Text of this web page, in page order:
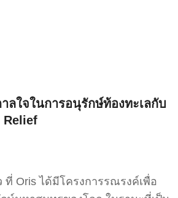
ลใจในการอนุรักษ์ท้องทะเลกับ
Relief
ที่ Oris ได้มีโครงการรณรงค์เพื่อ